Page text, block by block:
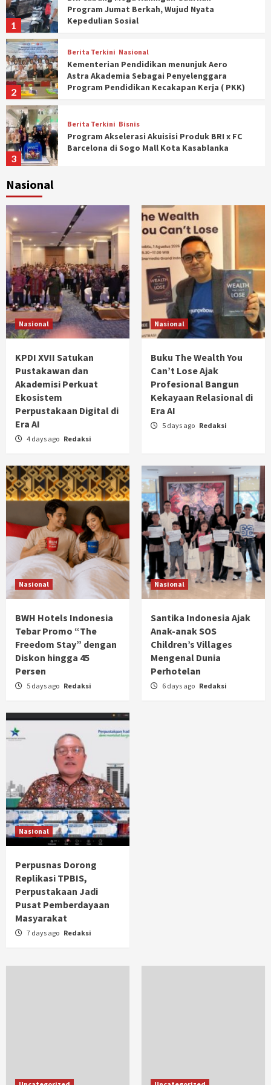
1
Program Jumat Berkah, Wujud Nyata
Kepedulian Sosial
2
Berita Terkini Nasional
Kementerian Pendidikan menunjuk Aero
Astra Akademia Sebagai Penyelenggara
Program Pendidikan Kecakapan Kerja ( PKK)
3
Berita Terkini Bisnis
Program Akselerasi Akuisisi Produk BRI x FC
Barcelona di Sogo Mall Kota Kasablanka
4
Gandeng Luis Figo, HGI Bidik Transformasi
Domino Digital yang Lebih Profesional
5
Berita Terkini
Momentum Baru FORKABI, Ketum PLPPBI
Hendra Digjaya Sampaikan Ucapan Selamat
kepada Bang Haji Achmad Azran, SE
1
Berita Terkini
BRI Cabang Mega Kuningan Gulirkan
Program Jumat Berkah, Wujud Nyata
Kepedulian Sosial
2
Berita Terkini
Kementerian Pendidikan menunjuk Aero
Astra Akademia Sebagai Penyelenggara
Program Pendidikan Kecakapan Kerja ( PKK)
3
Program Akselerasi Akuisisi Produk BRI x FC
Barcelona di Sogo Mall Kota Kasablanka
Berita Terkini Sport
Gandeng Luis Figo, HGI Bidik Transformasi
Domino Digital yang Lebih Profesional
5
Berita Terkini
Momentum Baru FORKABI, Ketum PLPPBI
kepada Bang Haji Achmad Azran, SE
Nasional
Nasional
KPDI XVII Satukan
Pustakawan dan
Akademisi Perkuat
Ekosistem
Perpustakaan Digital di
Era AI
4 days ago Redaksi
Nasional
Buku The Wealth You
Can’t Lose Ajak
Profesional Bangun
Kekayaan Relasional di
Era AI
5 days ago Redaksi
Nasional
BWH Hotels Indonesia
Tebar Promo “The
Freedom Stay” dengan
Diskon hingga 45
Persen
5 days ago Redaksi
Nasional
Santika Indonesia Ajak
Anak-anak SOS
Children’s Villages
Mengenal Dunia
Perhotelan
6 days ago Redaksi
Nasional
Perpusnas Dorong
Replikasi TPBIS,
Perpustakaan Jadi
Pusat Pemberdayaan
Masyarakat
7 days ago Redaksi